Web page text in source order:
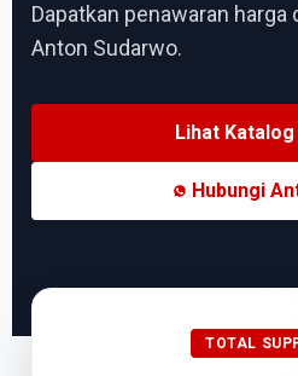
Dapatkan penawaran
Anton Sudarwo.
Lihat
Hubungi
TOTAL